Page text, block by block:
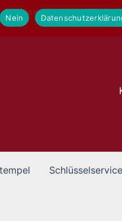
Newsletter - 10%
Schlüsselservice
Nein